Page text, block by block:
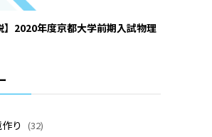
】2020年度京都大学前期入試物理
り (32)